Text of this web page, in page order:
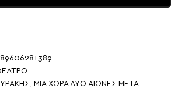
, ΜΙΑ ΧΩΡΑ ΔΥΟ ΑΙΩΝΕΣ ΜΕΤΑ